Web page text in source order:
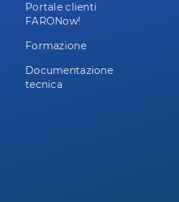
Portale clienti
FARONow!
Formazione
Documentazione
tecnica